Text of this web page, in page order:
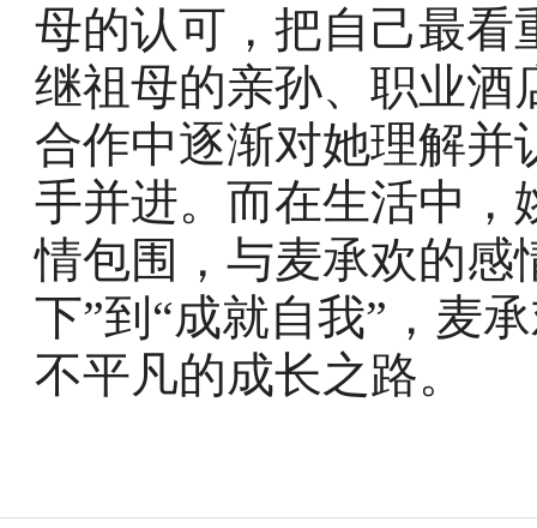
母的认可，把自己最看
继祖母的亲孙、职业酒
合作中逐渐对她理解并
手并进。而在生活中，
情包围，与麦承欢的感
下”到“成就自我”，麦
不平凡的成长之路。